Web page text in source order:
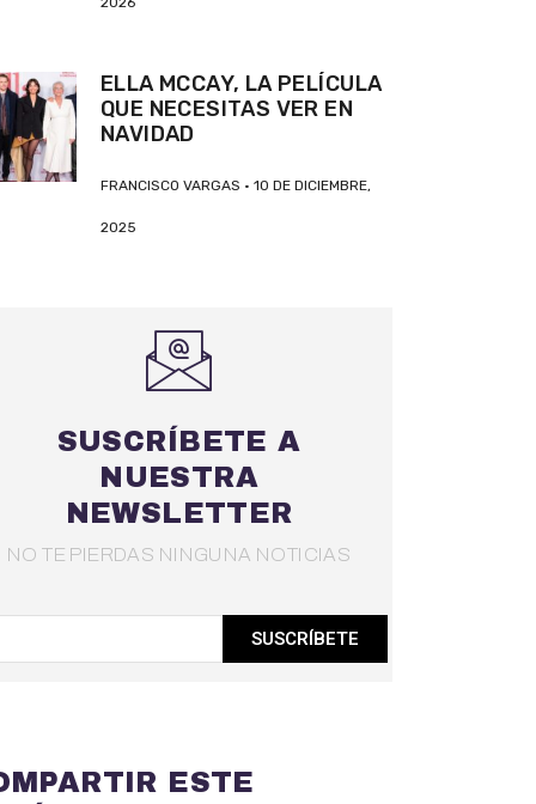
ELLA MCCAY, LA PELÍCULA
QUE NECESITAS VER EN
NAVIDAD
FRANCISCO VARGAS 10 DE DICIEMBRE,
2025
SUSCRÍBETE A
NUESTRA
NEWSLETTER
NO TE PIERDAS NINGUNA NOTICIAS
SUSCRÍBETE
ESTE